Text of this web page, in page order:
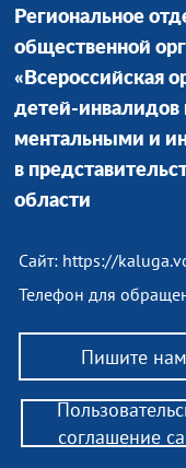
Региональное
общественной
«Всероссийская
детей-инвалидов
ментальными и
в
области
Сайт: https://
Телефон для
Пишите нам
соглашение